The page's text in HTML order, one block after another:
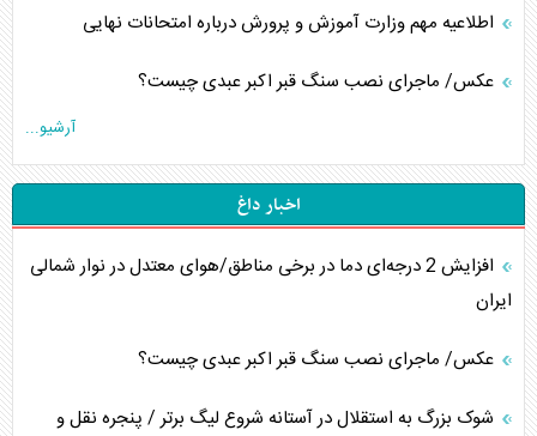
اطلاعیه مهم وزارت آموزش و پرورش درباره امتحانات نهایی
عکس/ ماجرای نصب سنگ قبر اکبر عبدی چیست؟
آرشیو...
اخبار داغ
افزایش 2 درجه‌ای دما در برخی مناطق/هوای معتدل در نوار شمالی
ایران
عکس/ ماجرای نصب سنگ قبر اکبر عبدی چیست؟
شوک بزرگ به استقلال در آستانه شروع لیگ برتر / پنجره نقل و